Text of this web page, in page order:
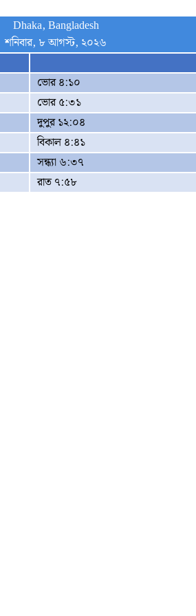
Dhaka, Bangladesh
শনিবার, ৮ আগস্ট, ২০২৬
ভোর ৪:১০
ভোর ৫:৩১
দুপুর ১২:০৪
বিকাল ৪:৪১
সন্ধ্যা ৬:৩৭
রাত ৭:৫৮